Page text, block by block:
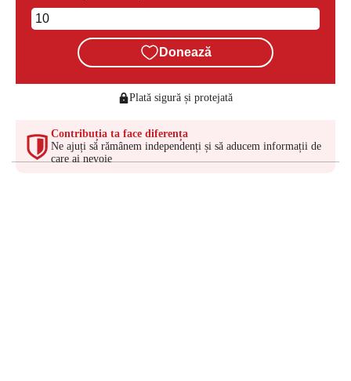
Donează
Plată sigură și protejată
Contribuția ta face diferența
Ne ajuți să rămânem independenți și să aducem informații de
care ai nevoie